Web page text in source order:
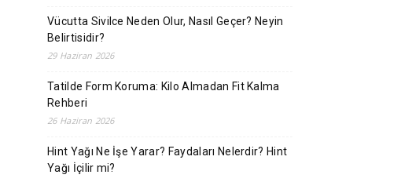
Vücutta Sivilce Neden Olur, Nasıl Geçer? Neyin
Belirtisidir?
29 Haziran 2026
Tatilde Form Koruma: Kilo Almadan Fit Kalma
Rehberi
26 Haziran 2026
Hint Yağı Ne İşe Yarar? Faydaları Nelerdir? Hint
Yağı İçilir mi?